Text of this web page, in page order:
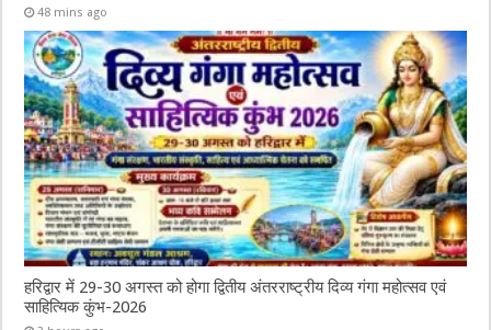
48 mins ago
हरिद्वार में 29-30 अगस्त को होगा द्वितीय अंतरराष्ट्रीय दिव्य गंगा महोत्सव एवं
साहित्यिक कुंभ-2026